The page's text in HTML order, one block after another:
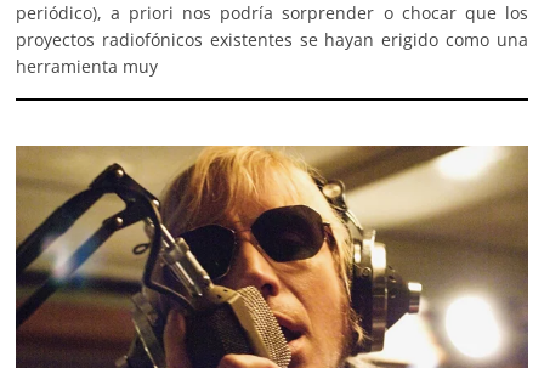
periódico), a priori nos podría sorprender o chocar que los
proyectos radiofónicos existentes se hayan erigido como una
herramienta muy